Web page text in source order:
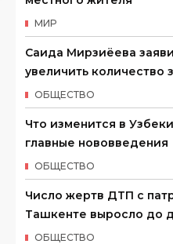
МИР
Саида Мирзиёева
увеличить количество
ОБЩЕСТВО
Что изменится в
главные нововведения
ОБЩЕСТВО
Число жертв ДТП с
Ташкенте выросло до
ОБЩЕСТВО